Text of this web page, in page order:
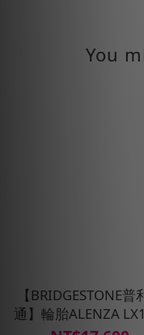
You
【BRIDGESTONE普
通】輪胎ALENZA